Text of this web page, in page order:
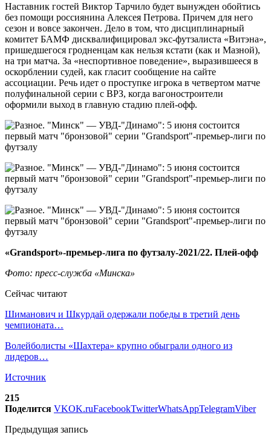
Наставник гостей Виктор Тарчило будет вынужден обойтись
без помощи россиянина Алексея Петрова. Причем для него
сезон и вовсе закончен. Дело в том, что дисциплинарный
комитет БАМФ дисквалифицировал экс-футзалиста «Витэна»,
пришедшегося гродненцам как нельзя кстати (как и Мазной),
на три матча. За «неспортивное поведение», выразившееся в
оскорблении судей, как гласит сообщение на сайте
ассоциации. Речь идет о проступке игрока в четвертом матче
полуфинальной серии с ВРЗ, когда вагоностроители
оформили выход в главную стадию плей-офф.
«Grandsport»-премьер-лига по футзалу-2021/22. Плей-офф
Фото: пресс-служба «Минска»
Сейчас читают
Шиманович и Шкурдай одержали победы в третий день
чемпионата…
Волейболисты «Шахтера» крупно обыграли одного из
лидеров…
Источник
215
Поделится VKOK.ruFacebookTwitterWhatsAppTelegramViber
Предыдущая запись